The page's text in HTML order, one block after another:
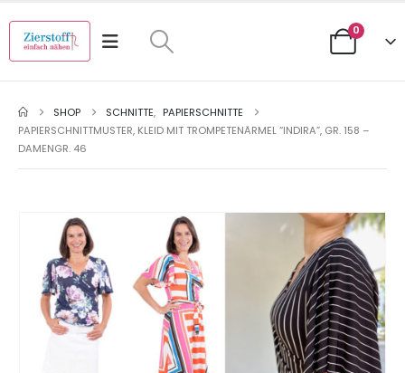
0
SHOP SCHNITTE, PAPIERSCHNITTE
PAPIERSCHNITTMUSTER, KLEID MIT TROMPETENÄRMEL “INDIRA”, GR. 158 –
DAMENGR. 46